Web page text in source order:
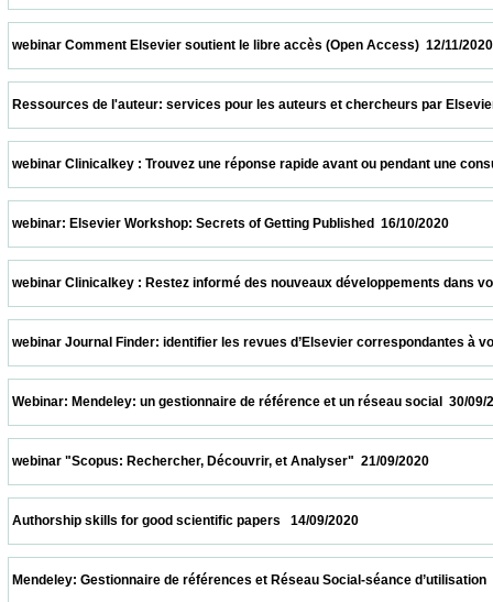
webinar Comment Elsevier soutient le libre accès (Open
Ressources de l'auteur: services pour les auteurs et chercheurs
webinar Clinicalkey : Trouvez une réponse rapide avant ou
webinar: Elsevier Workshop: Secrets of Getting Published  16/
webinar Clinicalkey : Restez informé des nouveaux
webinar Journal Finder: identifier les revues d’Elsevier
Webinar: Mendeley: un gestionnaire de référence et un réseau
webinar "Scopus: Rechercher, Découvrir, et Analyser"  21/09/
Authorship skills for good scientific papers   14/09/2020
Mendeley: Gestionnaire de références et Réseau Social-séance